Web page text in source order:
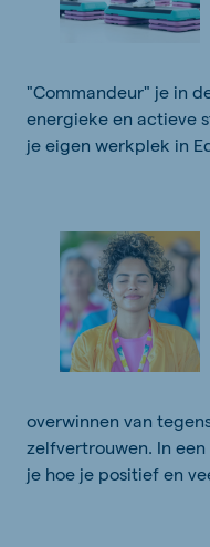
"Commandeur" je in
energieke en actieve
je eigen werkplek in
overwinnen van
zelfvertrouwen. In
je hoe je positief en